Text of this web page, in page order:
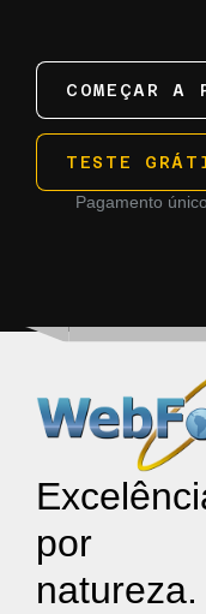
COMEÇAR
TESTE
Pagamento
por
natureza.